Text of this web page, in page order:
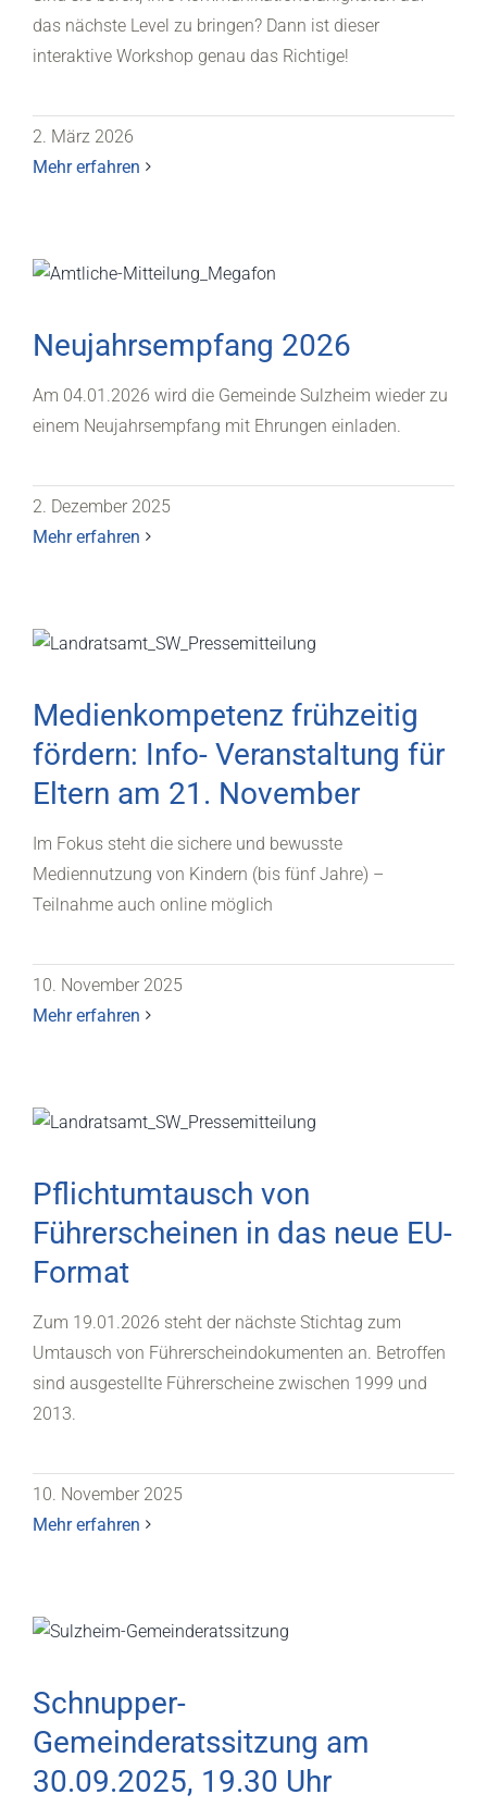
das nächste Level zu bringen? Dann ist dieser
interaktive Workshop genau das Richtige!
2. März 2026
Mehr erfahren
Neujahrsempfang 2026
Am 04.01.2026 wird die Gemeinde Sulzheim wieder zu
einem Neujahrsempfang mit Ehrungen einladen.
2. Dezember 2025
Mehr erfahren
Medienkompetenz frühzeitig
fördern: Info- Veranstaltung für
Eltern am 21. November
Im Fokus steht die sichere und bewusste
Mediennutzung von Kindern (bis fünf Jahre) –
Teilnahme auch online möglich
10. November 2025
Mehr erfahren
Pflichtumtausch von
Führerscheinen in das neue EU-
Format
Zum 19.01.2026 steht der nächste Stichtag zum
Umtausch von Führerscheindokumenten an. Betroffen
sind ausgestellte Führerscheine zwischen 1999 und
2013.
10. November 2025
Mehr erfahren
Schnupper-
Gemeinderatssitzung am
30.09.2025, 19.30 Uhr